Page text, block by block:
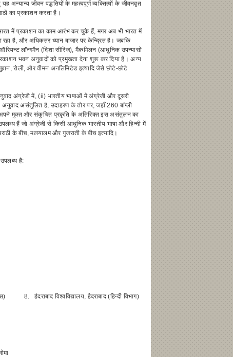
अन्यान्य जीवन पद्धतियों के महत्वपूर्ण व्यक्तित्वों के जीवनवृत
का प्रकाशन करता है।
में प्रकाशन का काम आरंभ कर चुके हैं, मगर अब भी भारत में
है, और अधिकतर ध्यान बाजार पर केन्द्रित है। जबकि
लॉन्गमैन (दिशा सीरिज), मैकमिलन (आधुनिक उपन्यासों
भवन अनुवादों को प्रमुखता देना शुरू कर दिया है। अन्य
रोली, और वीमन अनलिमिटेड इत्यादि जैसे छोटे-छोटे
अंग्रेजी में, (ii) भारतीय भाषाओं में अंग्रेजी और दूसरी
असंतुलित है, उदाहरण के तौर पर, जहाँ 260 बांग्ली
मुक्त और संकुचित प्रकृति के अतिरिक्त इस असंतुलन का
हैं जो अंग्रेजी से किसी आधुनिक भारतीय भाषा और हिन्दी में
के बीच, मलयालम और गुजराती के बीच इत्यादि।
उपलब्ध हैं:
8.
हैदराबाद विश्वविद्यालय, हैदराबाद (हिन्दी विभाग)